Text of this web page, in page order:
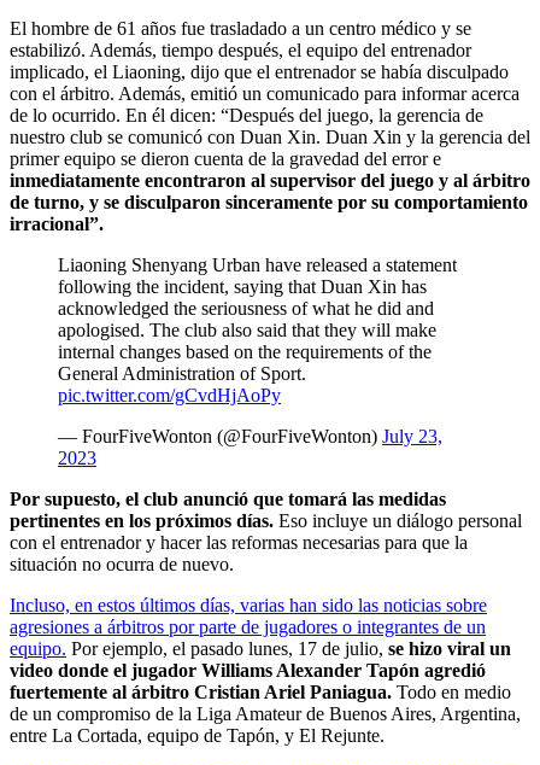
El hombre de 61 años fue trasladado a un centro médico y se
estabilizó. Además, tiempo después, el equipo del entrenador
implicado, el Liaoning, dijo que el entrenador se había disculpado
con el árbitro. Además, emitió un comunicado para informar acerca
de lo ocurrido. En él dicen: “Después del juego, la gerencia de
nuestro club se comunicó con Duan Xin. Duan Xin y la gerencia del
primer equipo se dieron cuenta de la gravedad del error e
inmediatamente encontraron al supervisor del juego y al árbitro
de turno, y se disculparon sinceramente por su comportamiento
irracional”.
Liaoning Shenyang Urban have released a statement
following the incident, saying that Duan Xin has
acknowledged the seriousness of what he did and
apologised. The club also said that they will make
internal changes based on the requirements of the
General Administration of Sport.
pic.twitter.com/gCvdHjAoPy
— FourFiveWonton (@FourFiveWonton) July 23,
2023
Por supuesto, el club anunció que tomará las medidas
pertinentes en los próximos días. Eso incluye un diálogo personal
con el entrenador y hacer las reformas necesarias para que la
situación no ocurra de nuevo.
Incluso, en estos últimos días, varias han sido las noticias sobre
agresiones a árbitros por parte de jugadores o integrantes de un
equipo. Por ejemplo, el pasado lunes, 17 de julio, se hizo viral un
video donde el jugador Williams Alexander Tapón agredió
fuertemente al árbitro Cristian Ariel Paniagua. Todo en medio
de un compromiso de la Liga Amateur de Buenos Aires, Argentina,
entre La Cortada, equipo de Tapón, y El Rejunte.